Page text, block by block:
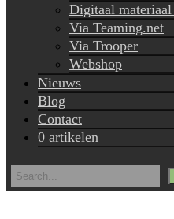
Digitaal
Via Teaming.net
Via Trooper
Webshop
Nieuws
Blog
Contact
0 artikelen
Search
for: